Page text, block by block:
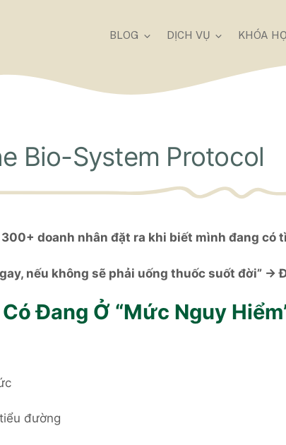
BLOG DỊCH VỤ KHÓA
Bio-System Protocol
300+ doanh nhân đặt ra khi biết mình đang
nếu không sẽ phải uống thuốc suốt đời” →
Đang Ở “Mức Nguy
đường